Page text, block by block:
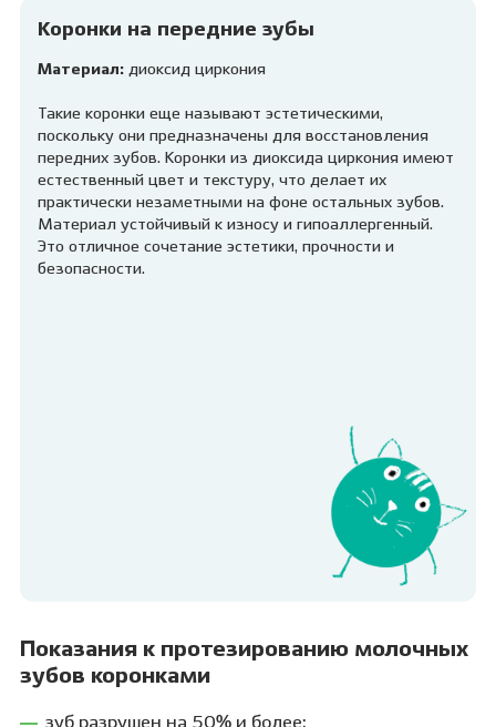
Коронки на передние зубы
Материал: диоксид циркония
Такие коронки еще называют эстетическими,
поскольку они предназначены для восстановления
передних зубов. Коронки из диоксида циркония имеют
естественный цвет и текстуру, что делает их
практически незаметными на фоне остальных зубов.
Материал устойчивый к износу и гипоаллергенный.
Это отличное сочетание эстетики, прочности и
безопасности.
Показания к протезированию молочных
зубов коронками
зуб разрушен на 50% и более;